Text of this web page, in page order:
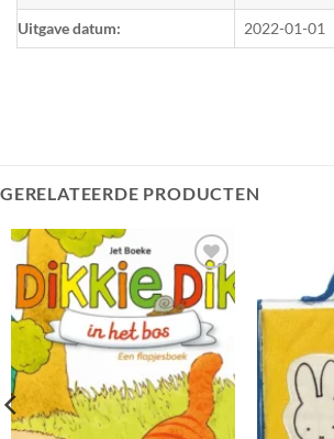
Uitgave datum: 2022-01-01
GERELATEERDE PRODUCTEN